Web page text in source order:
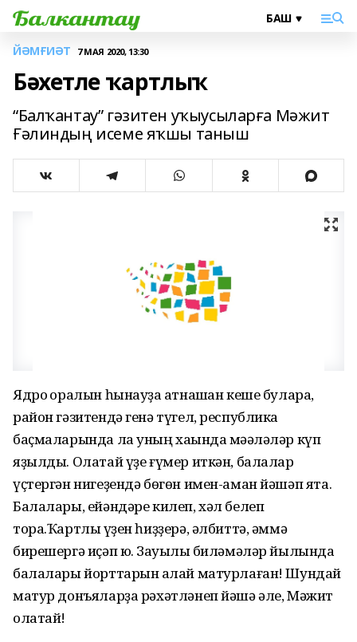
ЙӘМҒИӘТ 7 МАЯ 2020, 13:30
Бәхетле ҡартлыҡ
“Балҡантау” гәзитен уҡыусыларға Мәжит
Ғәлиндың исеме яҡшы таныш
Ядро ҡоралын һынауҙа ҡатнашҡан кеше булараҡ,
район гәзитендә генә түгел, республика
баҫмаларында ла уның хаҡында мәҡәләләр күп
яҙылды. Олатай үҙе ғүмер иткән, балалар
үҫтергән нигеҙендә бөгөн имен-аман йәшәп ята.
Балалары, ейәндәре килеп, хәл белеп
тора.Ҡартлыҡ үҙен һиҙҙерә, әлбиттә, әммә
бирешергә иҫәп юҡ. Зауыҡлы биләмәләр йылында
балалары йорттарын ҡалай матурлаған! Шундай
матур донъяларҙа рәхәтләнеп йәшә әле, Мәжит
олатай!